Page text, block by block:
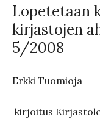
Lopetetaan
kirjastojen
5/2008
Erkki Tuomioja
kirjoitus